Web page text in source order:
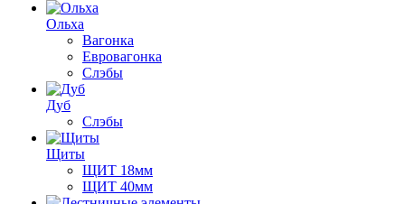
Ольха
Вагонка
Евровагонка
Слэбы
Дуб
Слэбы
Щиты
ЩИТ 18мм
ЩИТ 40мм